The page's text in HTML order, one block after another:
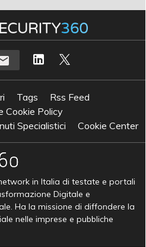
Tags
Rss Feed
Cookie Policy
Specialistici
Cookie Center
in Italia di testate e portali
Digitale e
Ha la missione di diffondere la
nelle imprese e pubbliche